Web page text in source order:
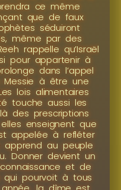
ce même
que de faux
séduiront
même par des
rappelle qu’Israël
pour appartenir à
dans l’appel
Messie à être une
lois alimentaires
touche aussi les
des prescriptions
enseignent que
appelée à refléter
apprend au peuple
Donner devient un
et de
qui pourvoit à tous